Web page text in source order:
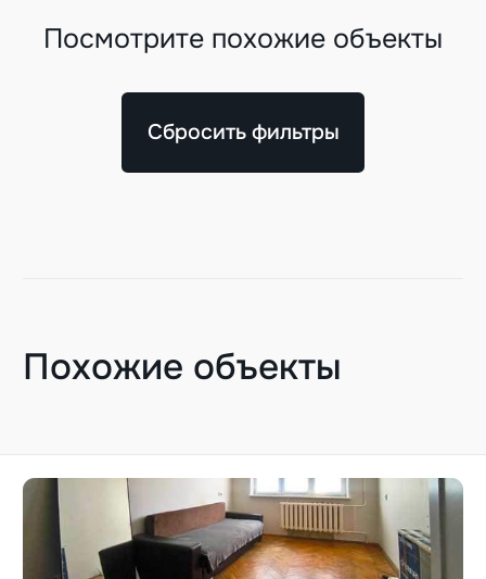
Посмотрите похожие объекты
Сбросить фильтры
Похожие объекты